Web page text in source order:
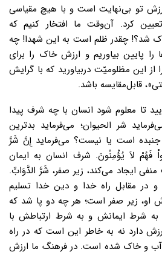
تو بی‌نهایت است و با هیچ مقیاسی
کرد. آن‌وقت ما افتخار کنیم که
شد؟! چقدر ظلم است به این شهدا! چه
پایین بیاوریم و ارزش خاک را برای
این مظلومیّت دربیاورید که با گرایش
قابل‌مقایسه باشد.
تا معلوم شود انسان با چه شرف پیدا
شر الحیوان؛ می‌فرماید بدترین
جنبده است یا نیست؟ می‌فرماید إِنَّ شَرَّ
فَهُمْ لاَ یُؤْمِنُونَ. شرف انسان به ایمان
ایجاد می‌کند، زیر صفر، شَرَّ الدَّوَابِّ.
در مقابل راه خدا و دین خدا تسلیم
او، زیر صفر است؛ هر چه دو پا شد که
به شرط ایمانش و به شرط ارتباطش با
دارد نه به خاطر این است که در راه
آب و خاک شده است. در فرهنگ ما ارزش